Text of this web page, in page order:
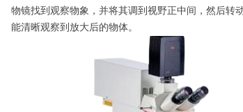
物镜找到观察物象，并将其调到视野正中间，然后转
能清晰观察到放大后的物体。